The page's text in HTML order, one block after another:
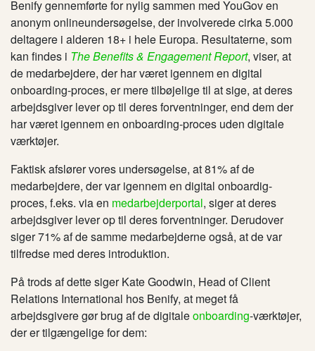
Benify gennemførte for nylig sammen med YouGov en
anonym onlineundersøgelse, der involverede cirka 5.000
deltagere i alderen 18+ i hele Europa. Resultaterne, som
kan findes i The Benefits & Engagement Report, viser, at
de medarbejdere, der har været igennem en digital
onboarding-proces, er mere tilbøjelige til at sige, at deres
arbejdsgiver lever op til deres forventninger, end dem der
har været igennem en onboarding-proces uden digitale
værktøjer.
Faktisk afslører vores undersøgelse, at 81% af de
medarbejdere, der var igennem en digital onboardig-
proces, f.eks. via en medarbejderportal, siger at deres
arbejdsgiver lever op til deres forventninger. Derudover
siger 71% af de samme medarbejderne også, at de var
tilfredse med deres introduktion.
På trods af dette siger Kate Goodwin, Head of Client
Relations International hos Benify, at meget få
arbejdsgivere gør brug af de digitaleonboarding-værktøjer,
der er tilgængelige for dem: